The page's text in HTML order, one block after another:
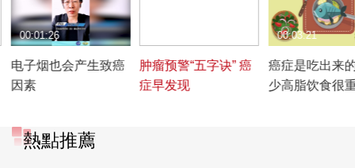
电子烟也会产生致癌
因素
00:01:26
肿瘤预警“五字诀” 癌
症早发现
癌症是吃出来
少高脂饮食很
00:03:21
熱點推薦